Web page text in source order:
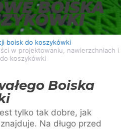
BOISKA
boisk do koszykówki
w projektowaniu, nawierzchniach i
koszykówki
Boiska
tylko tak dobre, jak
Na długo przed